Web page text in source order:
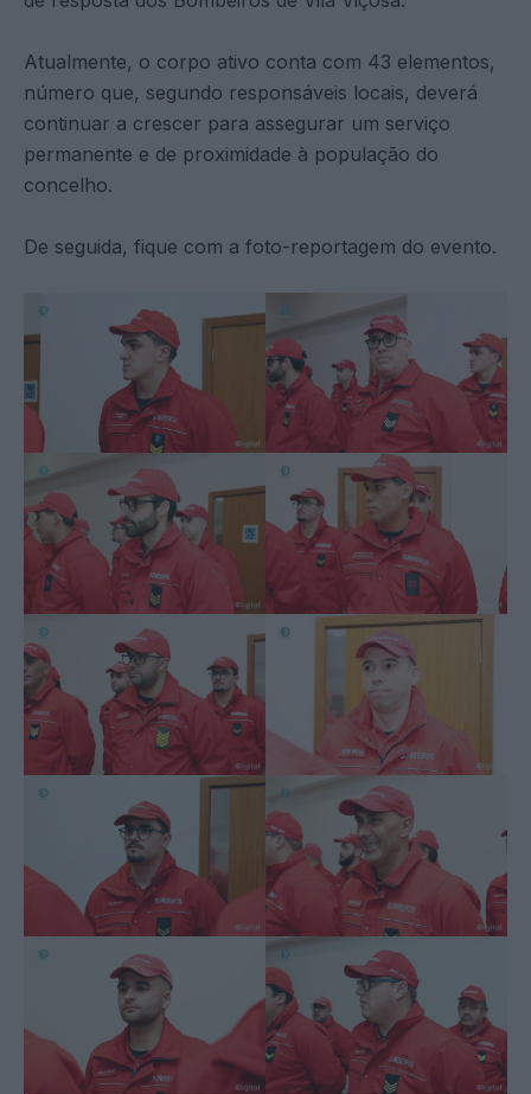
Atualmente, o corpo ativo conta com 43 elementos,
número que, segundo responsáveis locais, deverá
continuar a crescer para assegurar um serviço
permanente e de proximidade à população do
concelho.
De seguida, fique com a foto-reportagem do evento.